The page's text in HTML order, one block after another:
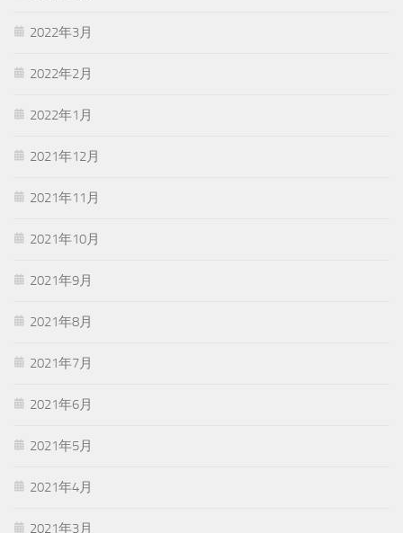
2022年3月
2022年2月
2022年1月
2021年12月
2021年11月
2021年10月
2021年9月
2021年8月
2021年7月
2021年6月
2021年5月
2021年4月
2021年3月